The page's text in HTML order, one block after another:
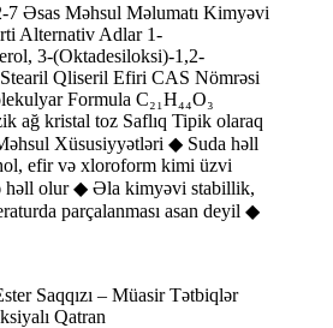
7 Əsas Məhsul Məlumatı Kimyəvi
Alternativ Adlar 1-
3-(Oktadesiloksi)-1,2-
Qliseril Efiri CAS Nömrəsi
Formula C₂₁H₄₄O₃
ağ kristal toz Saflıq Tipik olaraq
Xüsusiyyətləri ◆ Suda həll
efir və xloroform kimi üzvi
həll olur ◆ Əla kimyəvi stabillik,
parçalanması asan deyil ◆